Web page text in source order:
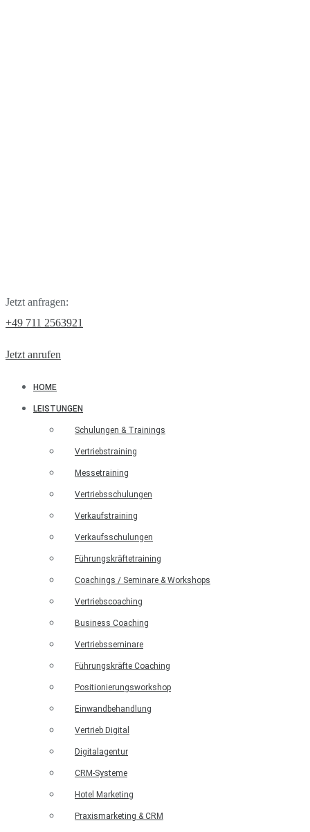
Jetzt anfragen:
+49 711 2563921
Jetzt anrufen
HOME
LEISTUNGEN
Schulungen & Trainings
Vertriebstraining
Messetraining
Vertriebsschulungen
Verkaufstraining
Verkaufsschulungen
Führungskräftetraining
Coachings / Seminare & Workshops
Vertriebscoaching
Business Coaching
Vertriebsseminare
Führungskräfte Coaching
Positionierungsworkshop
Einwandbehandlung
Vertrieb Digital
Digitalagentur
CRM-Systeme
Hotel Marketing
Praxismarketing & CRM